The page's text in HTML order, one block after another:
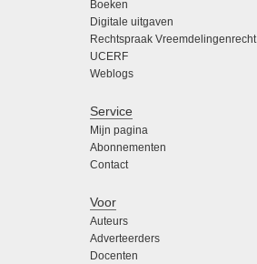
Boeken
Digitale uitgaven
Rechtspraak Vreemdelingenrecht
UCERF
Weblogs
Service
Mijn pagina
Abonnementen
Contact
Voor
Auteurs
Adverteerders
Docenten